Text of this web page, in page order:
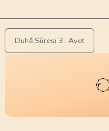
Duhâ Sûresi 3 . Ayet
٣